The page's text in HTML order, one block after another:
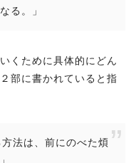
る。」
くために具体的にどん
部に書かれていると指
法は、前にのべた煩